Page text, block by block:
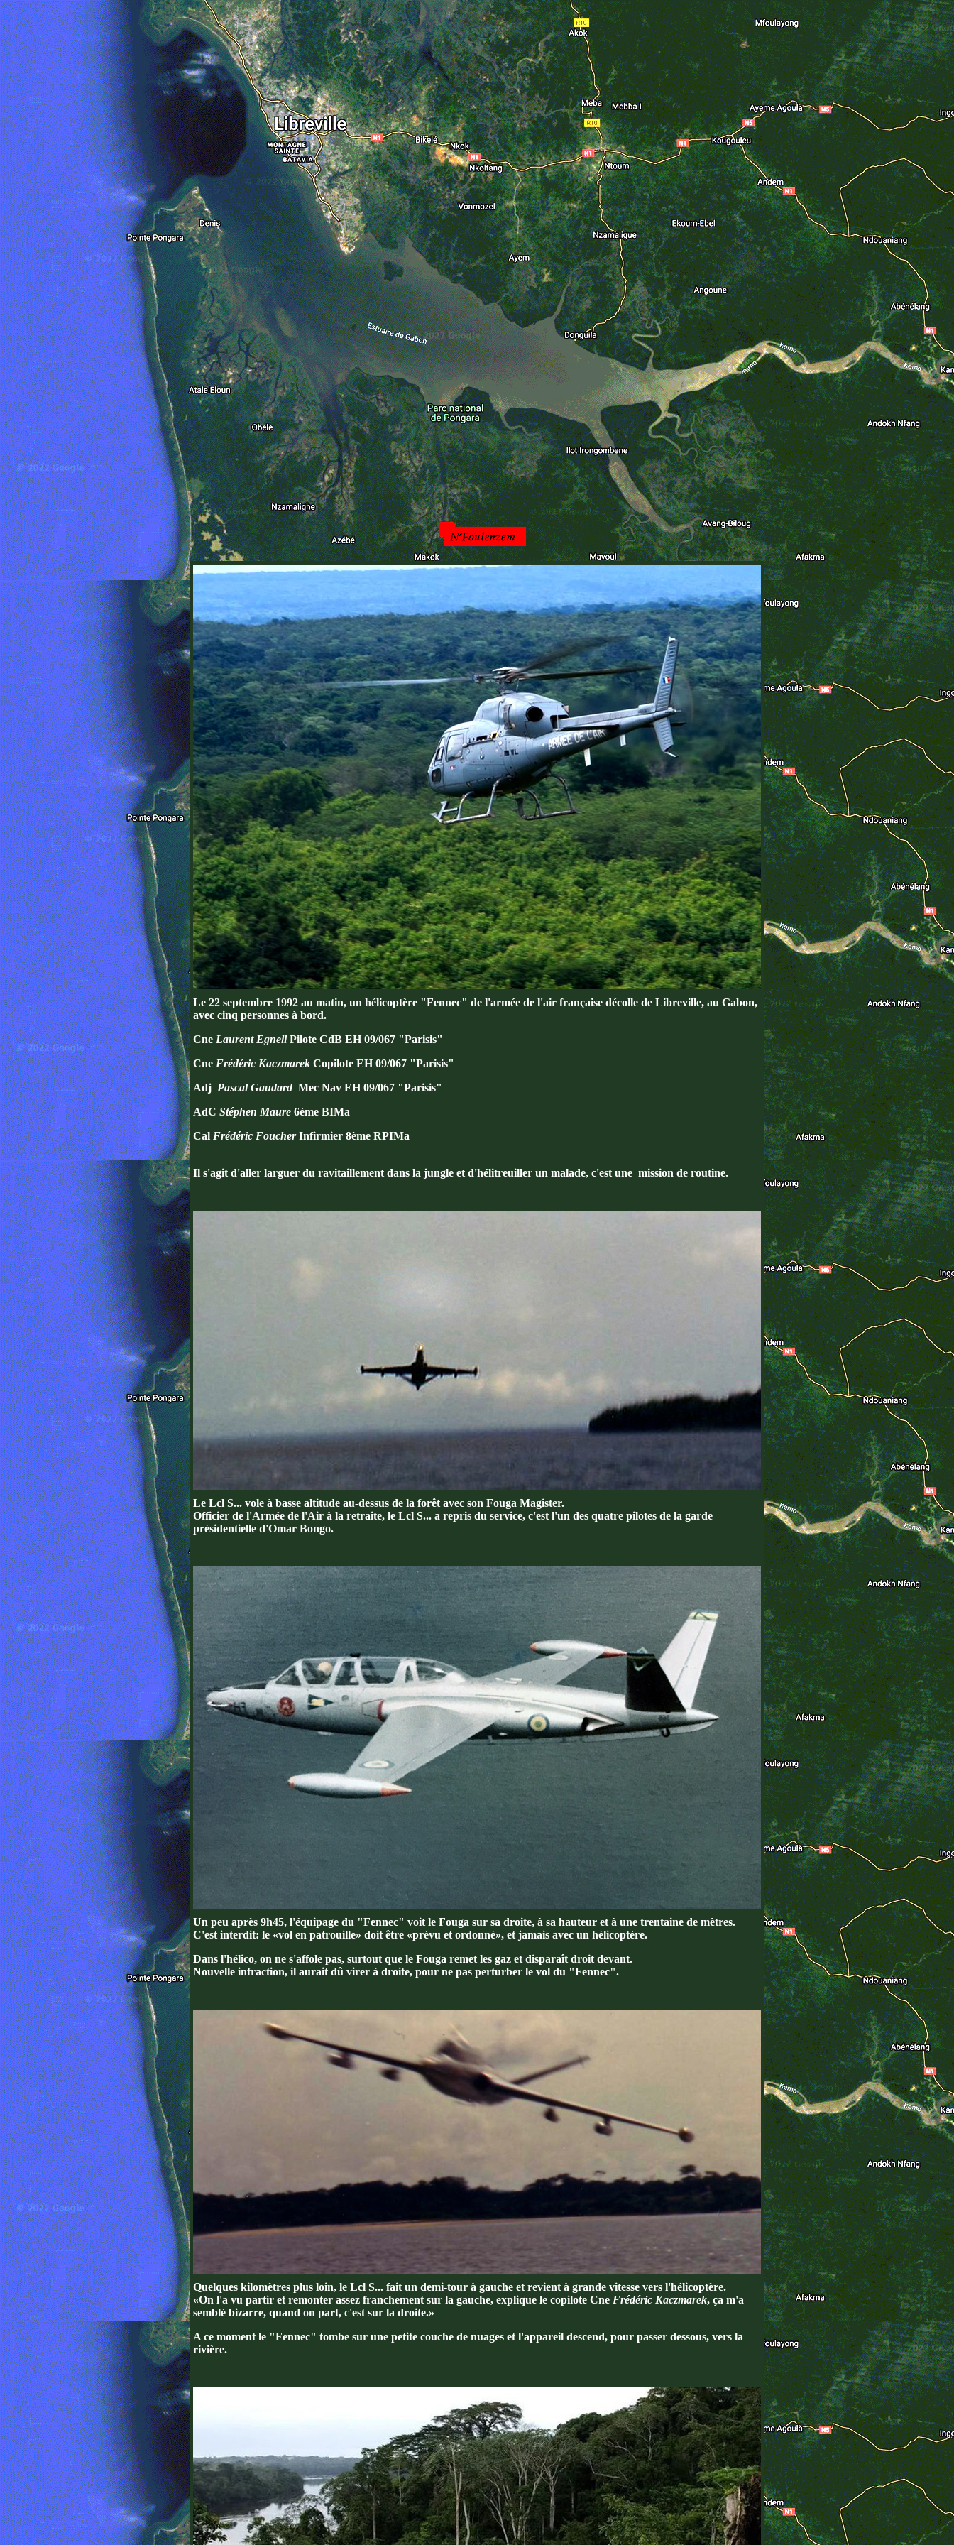
Le 22 septembre 1992 au matin, un hélicoptère "Fennec" de l'armée de l'air française décolle de Libreville, au Gabon,
avec cinq personnes à bord.
Cne Laurent EgnellPilote CdB EH 09/067 "Parisis"
Cne Frédéric Kaczmarek Copilote EH 09/067 "Parisis"
Adj Pascal GaudardMec Nav EH 09/067 "Parisis"
AdC Stéphen Maure 6ème BIMa
Cal Frédéric FoucherInfirmier 8ème RPIMa
Il s'agit d'aller larguer du ravitaillement dans la jungle et d'hélitreuiller un malade, c'est une mission de routine.
Le Lcl S... vole à basse altitude au-dessus de la forêt avec son Fouga Magister.
Officier de l'Armée de l'Air à la retraite, le Lcl S... a repris du service, c'est l'un des quatre pilotes de la garde
présidentielle d'Omar Bongo.
Un peu après 9h45, l'équipage du "Fennec" voit le Fouga sur sa droite, à sa hauteur et à une trentaine de mètres.
C'est interdit: le «vol en patrouille» doit être «prévu et ordonné», et jamais avec un hélicoptère.
Dans l'hélico, on ne s'affole pas, surtout que le Fouga remet les gaz et disparaît droit devant.
Nouvelle infraction, il aurait dû virer à droite, pour ne pas perturber le vol du "Fennec".
Quelques kilomètres plus loin, le Lcl S... fait un demi-tour à gauche et revient à grande vitesse vers l'hélicoptère.
«On l'a vu partir et remonter assez franchement sur la gauche, explique le copilote Cne Frédéric Kaczmarek, ça m'a
semblé bizarre, quand on part, c'est sur la droite.»
A ce moment le "Fennec" tombe sur une petite couche de nuages et l'appareil descend, pour passer dessous, vers la
rivière.